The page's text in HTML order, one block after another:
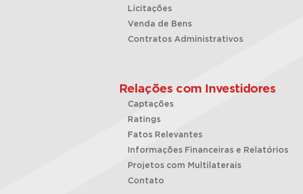
Licitações
Venda de Bens
Contratos Administrativos
Relações com Investidores
Captações
Ratings
Fatos Relevantes
Informações Financeiras e Relatórios
Projetos com Multilaterais
Contato